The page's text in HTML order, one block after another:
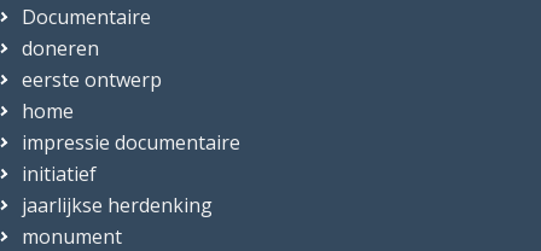
Documentaire
doneren
eerste ontwerp
home
impressie documentaire
initiatief
jaarlijkse herdenking
monument